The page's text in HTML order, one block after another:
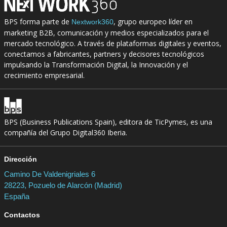
BPS forma parte de Nextwork360, grupo europeo líder en
marketing B2B, comunicación y medios especializados para el
mercado tecnológico. A través de plataformas digitales y eventos,
conectamos a fabricantes, partners y decisores tecnológicos
impulsando la Transformación Digital, la Innovación y el
crecimiento empresarial.
BPS (Business Publications Spain), editora de TicPymes, es una
compañía del Grupo Digital360 Iberia.
Dirección
Camino De Valdenigriales 6
28223, Pozuelo de Alarcón (Madrid)
España
Contactos